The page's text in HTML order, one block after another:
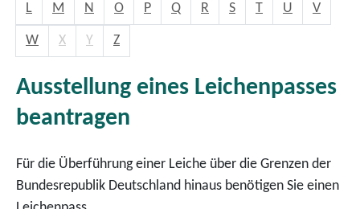
L M N O P Q R S T U V
W X Y Z
Ausstellung eines Leichenpasses
beantragen
Für die Überführung einer Leiche über die Grenzen der
Bundesrepublik Deutschland hinaus benötigen Sie einen